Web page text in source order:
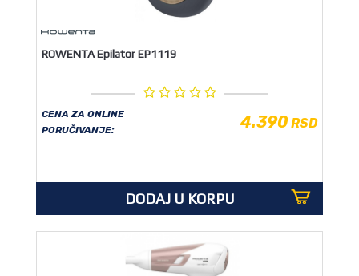
ROWENTA Epilator EP1119
CENA ZA ONLINE
PORUČIVANJE:
4.390RSD
DODAJ U KORPU